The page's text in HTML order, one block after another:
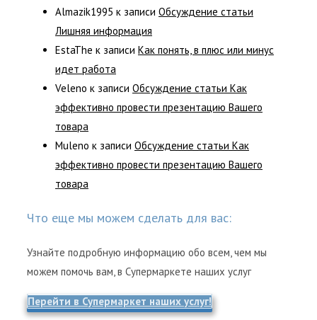
Almazik1995 к записи Обсуждение статьи
Лишняя информация
EstaThe к записи Как понять, в плюс или минус
идет работа
Veleno к записи Обсуждение статьи Как
эффективно провести презентацию Вашего
товара
Muleno к записи Обсуждение статьи Как
эффективно провести презентацию Вашего
товара
Что еще мы можем сделать для вас:
Узнайте подробную информацию обо всем, чем мы
можем помочь вам, в Супермаркете наших услуг
Перейти в Супермаркет наших услуг!